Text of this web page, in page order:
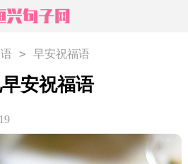
> 早安祝福语
安祝福语